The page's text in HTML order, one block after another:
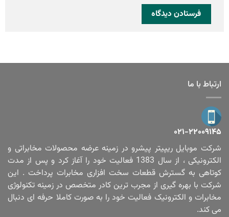
ارتباط با ما
۰۲۱-۲۲۰۰۹۱۴۵
شرکت موبایل ریپیتر پیشرو در زمینه عرضه محصولات مخابراتی و
الکترونیکی ، از سال 1383 فعالیت خود را آغاز کرد و پس از مدت
کوتاهی به گسترش قطعات سخت افزاری مخابرات پرداخت . این
شرکت با بهره گیری از مجرب ترین کادر متخصص در زمینه تکنولوژی
مخابرات و الکترونیک فعالیت خود را به صورت کاملا حرفه ای دنبال
می کند.